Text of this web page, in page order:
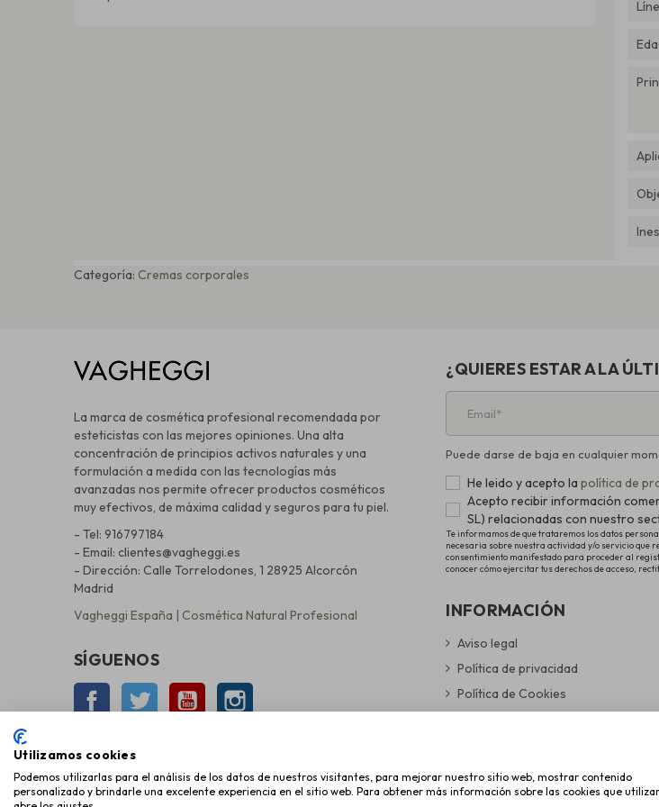
Categoría: Cremas corporales
La marca de cosmética profesional recomendada por
esteticistas con las mejores opiniones. Una alta
concentración de principios activos naturales y una
formulación a medida con las tecnologías más
avanzadas nos permite ofrecer productos cosméticos
muy efectivos, de máxima calidad y seguros para tu piel.
- Tel: 916797184
- Email: clientes@vagheggi.es
- Dirección: Calle Torrelodones, 1 28925 Alcorcón
Madrid
Vagheggi España | Cosmética Natural Profesional
SÍGUENOS
Facebook Twitter YouTube
¿QUIERES ESTAR A LA
Puede darse de baja en cualquier
He leido y acepto la política de
Acepto recibir información
SL) relacionadas con nuestro
Te informamos de que trataremos los datos
necesaria sobre nuestra actividad y/o servicio que
consentimiento manifestado para proceder al
conocer cómo ejercitar tus derechos de acceso,
INFORMACIÓN
Aviso legal
Política de privacidad
Política de Cookies
Utilizamos cookies
Podemos utilizarlas para el análisis de los datos de nuestros visitantes, para mejorar nuestro sitio web, mostrar contenido
personalizado y brindarle una excelente experiencia en el sitio web. Para obtener más información sobre las cookies que